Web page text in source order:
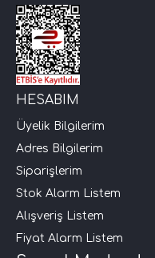
HESABIM
Üyelik Bilgilerim
Adres Bilgilerim
Siparişlerim
Stok Alarm Listem
Alışveriş Listem
Fiyat Alarm Listem